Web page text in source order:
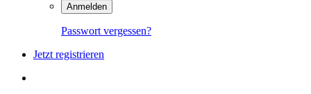
Anmelden
Passwort vergessen?
Jetzt registrieren